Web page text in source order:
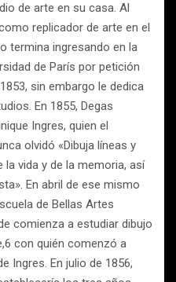
de arte en su casa. Al
replicador de arte en el
termina ingresando en la
de París por petición
sin embargo le dedica
En 1855, Degas
Ingres, quien el
olvidó «Dibuja líneas y
la vida y de la memoria, así
En abril de ese mismo
de Bellas Artes
comienza a estudiar dibujo
con quién comenzó a
Ingres. En julio de 1856,